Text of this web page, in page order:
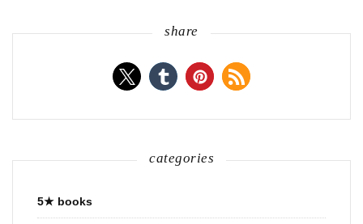
share
categories
5★ books